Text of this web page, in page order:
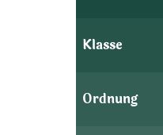
Klasse
Ordnung